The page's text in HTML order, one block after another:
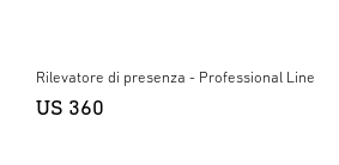
Rilevatore di presenza - Professional Line
US 360